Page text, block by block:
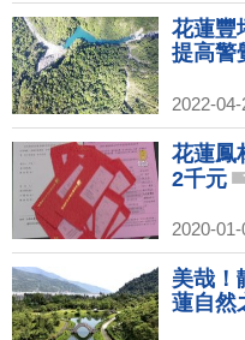
花蓮豐
提高警
2022-
花蓮鳳
2千元
2020-
美哉！
蓮自然